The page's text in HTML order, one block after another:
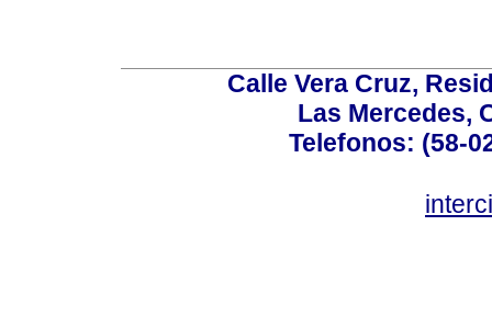
Calle Vera Cruz,
Las Mercedes,
Telefonos: (58-